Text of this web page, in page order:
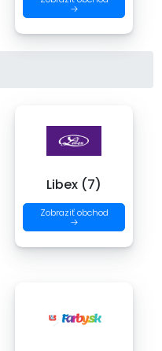
→
Libex (7)
Zobraziť obchod
→